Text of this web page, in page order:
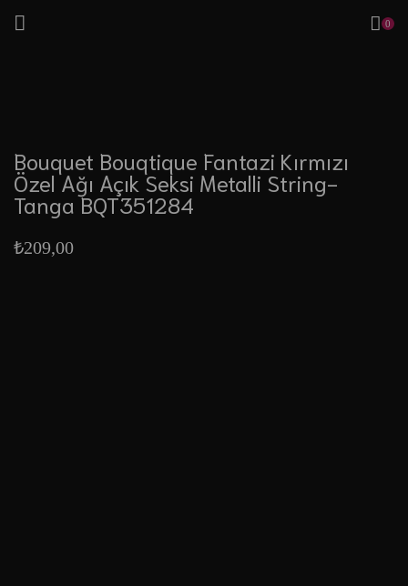
0
Bouquet Bouqtique Fantazi Kırmızı
Özel Ağı Açık Seksi Metalli String-
Tanga BQT351284
₺209,00